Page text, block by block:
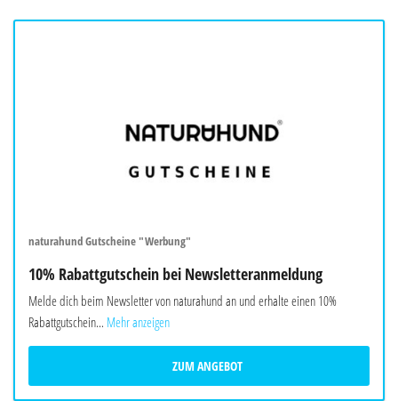
naturahund Gutscheine "Werbung"
10% Rabattgutschein bei Newsletteranmeldung
Melde dich beim Newsletter von naturahund an und erhalte einen 10%
Rabattgutschein... Mehr anzeigen
ZUM ANGEBOT